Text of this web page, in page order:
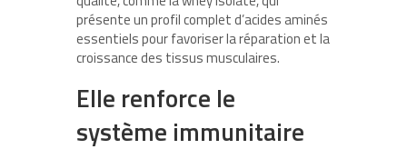
présente un profil complet d’acides aminés
essentiels pour favoriser la réparation et la
croissance des tissus musculaires.
Elle renforce le
système immunitaire